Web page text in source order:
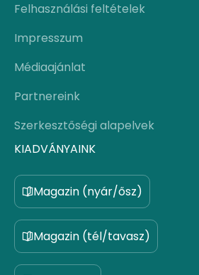
Felhasználási feltételek
Impresszum
Médiaajánlat
Partnereink
Szerkesztőségi alapelvek
KIADVÁNYAINK
Magazin (nyár/ősz)
Magazin (tél/tavasz)